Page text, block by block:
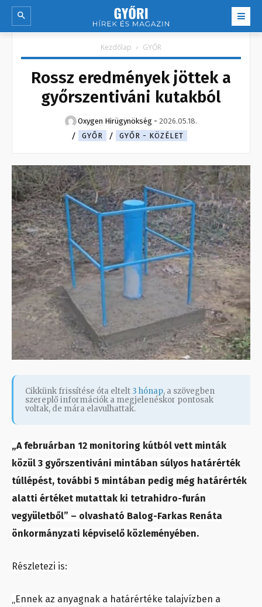
Kezdőlap GYŐR
Rossz eredmények jöttek a
győrszentiváni kutakból
Oxygen Hirügynökség - 2026.05.18.
GYŐR
GYŐR - KÖZÉLET
Cikkünk frissítése óta eltelt 3 hónap, a szövegben
szereplő információk a megjelenéskor pontosak
voltak, de mára elavulhattak.
„A februárban 12 monitoring kútból vett minták
közül 3 győrszentiváni mintában súlyos határérték
túllépést, további 5 mintában pedig még határérték
alatti értéket mutattak ki tetrahidro-furán
vegyületből” – olvasható Balog-Farkas Renáta
önkormányzati képviselő közleményében.
Részletezi is:
„Ennek az anyagnak a határértéke talajvízben a